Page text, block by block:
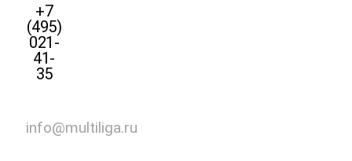
+7
(495)
021-
41-
35
info@multiliga.ru